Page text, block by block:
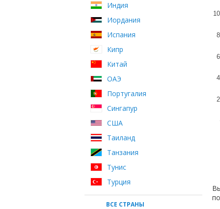
Индия
Иордания
Испания
Кипр
Китай
ОАЭ
Португалия
Сингапур
США
Таиланд
Танзания
Тунис
Турция
ВСЕ СТРАНЫ